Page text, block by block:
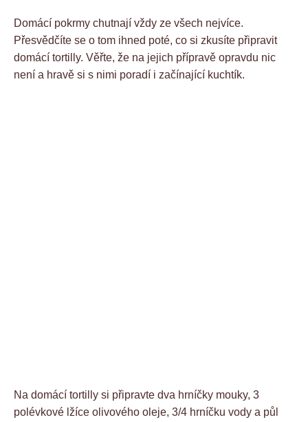
Domácí pokrmy chutnají vždy ze všech nejvíce.
Přesvědčíte se o tom ihned poté, co si zkusíte připravit
domácí tortilly. Věřte, že na jejich přípravě opravdu nic
není a hravě si s nimi poradí i začínající kuchtík.
Na domácí tortilly si připravte dva hrníčky mouky, 3
polévkové lžíce olivového oleje, 3/4 hrníčku vody a půl